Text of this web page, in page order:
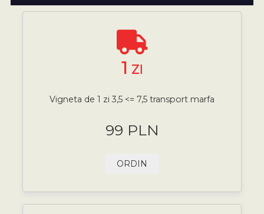
1 ZI
Vigneta de 1 zi 3,5 <= 7,5 transport marfa
99 PLN
ORDIN